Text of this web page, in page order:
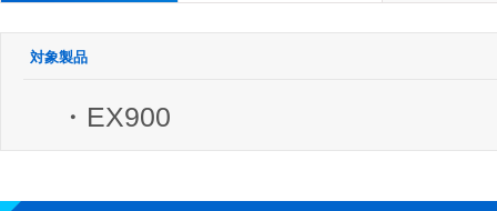
対象製品
・EX900